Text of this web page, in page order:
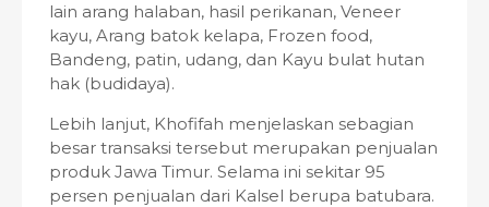
lain arang halaban, hasil perikanan, Veneer
kayu, Arang batok kelapa, Frozen food,
Bandeng, patin, udang, dan Kayu bulat hutan
hak (budidaya).
Lebih lanjut, Khofifah menjelaskan sebagian
besar transaksi tersebut merupakan penjualan
produk Jawa Timur. Selama ini sekitar 95
persen penjualan dari Kalsel berupa batubara.